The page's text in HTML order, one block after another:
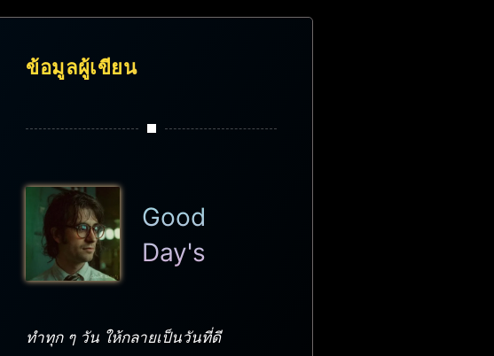
ข้อมูลผู้เขียน
Good
Day's
ทำทุก ๆ วัน ให้กลายเป็นวันที่ดี